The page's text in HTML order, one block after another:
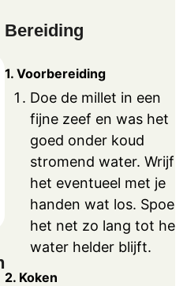
Bereiding
1. Voorbereiding
Doe de millet in een
fijne zeef en was het
goed onder koud
stromend water. Wrijf
het eventueel met je
handen wat los. Spoel
het net zo lang tot het
water helder blijft.
2. Koken